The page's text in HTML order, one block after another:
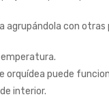
agrupándola con
puede
interior.